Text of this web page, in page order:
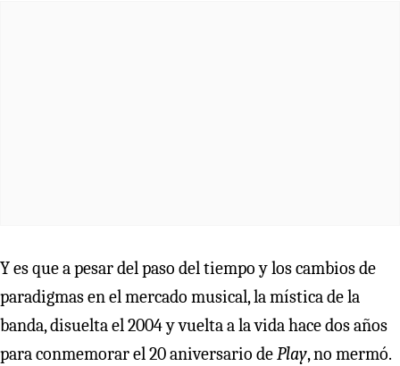
Y es que a pesar del paso del tiempo y los cambios de
paradigmas en el mercado musical, la mística de la
banda, disuelta el 2004 y vuelta a la vida hace dos años
para conmemorar el 20 aniversario dePlay, no mermó.